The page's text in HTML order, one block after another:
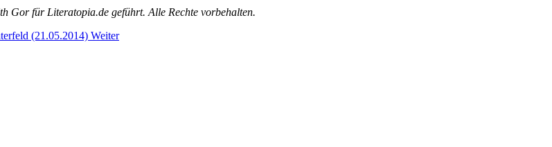
Gor für Literatopia.de geführt. Alle Rechte vorbehalten.
(21.05.2014) Weiter